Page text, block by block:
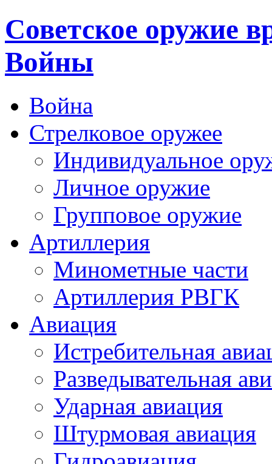
Cоветское оружие
Войны
Война
Стрелковое оружее
Индивидуальное
Личное оружие
Групповое оружие
Артиллерия
Минометные части
Артиллерия РВГК
Авиация
Истребительная
Разведывательная
Ударная авиация
Штурмовая авиация